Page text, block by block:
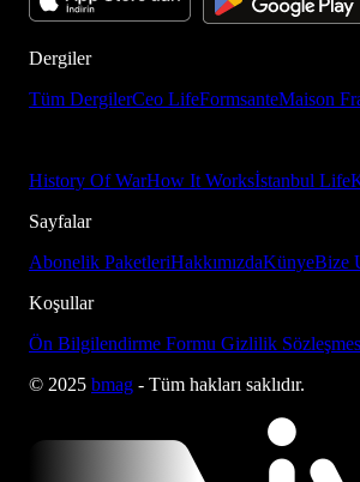
Dergiler
Tüm DergilerCeo LifeFormsanteMaison
History Of WarHow It Worksİstanbul Life
Sayfalar
Abonelik PaketleriHakkımızdaKünyeBize
Koşullar
Ön Bilgilendirme Formu Gizlilik
© 2025 bmag - Tüm hakları saklıdır.